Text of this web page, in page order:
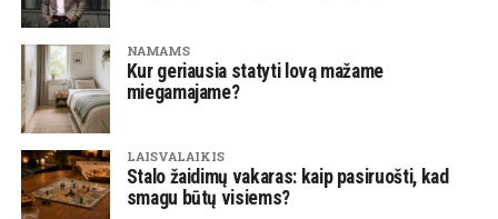
NAMAMS
Kur geriausia statyti lovą mažame
miegamajame?
LAISVALAIKIS
Stalo žaidimų vakaras: kaip pasiruošti, kad
smagu būtų visiems?